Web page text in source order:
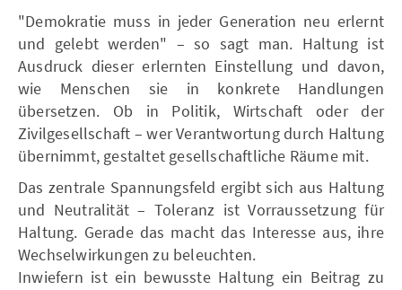
"Demokratie muss in jeder Generation neu erlernt
und gelebt werden" – so sagt man. Haltung ist
Ausdruck dieser erlernten Einstellung und davon,
wie Menschen sie in konkrete Handlungen
übersetzen. Ob in Politik, Wirtschaft oder der
Zivilgesellschaft – wer Verantwortung durch Haltung
übernimmt, gestaltet gesellschaftliche Räume mit.
Das zentrale Spannungsfeld ergibt sich aus Haltung
und Neutralität – Toleranz ist Vorraussetzung für
Haltung. Gerade das macht das Interesse aus, ihre
Wechselwirkungen zu beleuchten.
Inwiefern ist ein bewusste Haltung ein Beitrag zu